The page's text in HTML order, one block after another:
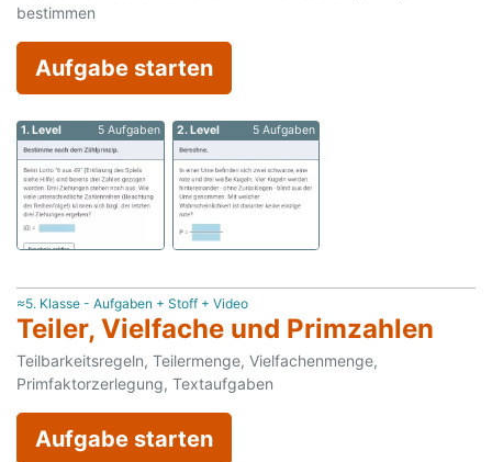
bestimmen
Aufgabe starten
1. Level 5 Aufgaben 2. Level 5 Aufgaben
≈5. Klasse - Aufgaben + Stoff + Video
Teiler, Vielfache und Primzahlen
Teilbarkeitsregeln, Teilermenge, Vielfachenmenge,
Primfaktorzerlegung, Textaufgaben
Aufgabe starten